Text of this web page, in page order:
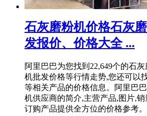
石灰磨粉机价格石灰
发报价、价格大全 ...
阿里巴巴为您找到22,649个的石
机批发价格等行情走势,您还可以
等相关产品的价格信息。阿里巴
机供应商的简介,主营产品,图片,
订购产品提供全方位的价格参考。